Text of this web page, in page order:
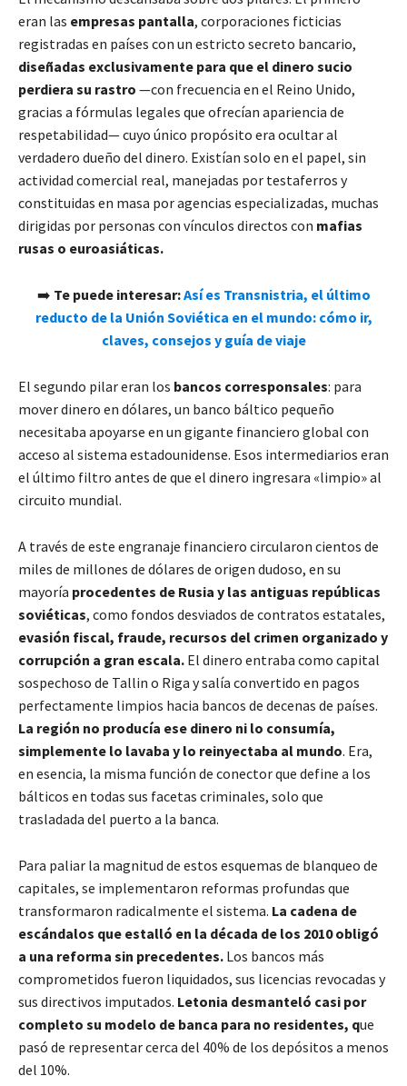
eran las empresas pantalla, corporaciones ficticias
registradas en países con un estricto secreto bancario,
diseñadas exclusivamente para que el dinero sucio
perdiera su rastro —con frecuencia en el Reino Unido,
gracias a fórmulas legales que ofrecían apariencia de
respetabilidad— cuyo único propósito era ocultar al
verdadero dueño del dinero. Existían solo en el papel, sin
actividad comercial real, manejadas por testaferros y
constituidas en masa por agencias especializadas, muchas
dirigidas por personas con vínculos directos con mafias
rusas o euroasiáticas.
➡️ Te puede interesar:Así es Transnistria, el último
reducto de la Unión Soviética en el mundo: cómo ir,
claves, consejos y guía de viaje
El segundo pilar eran los bancos corresponsales: para
mover dinero en dólares, un banco báltico pequeño
necesitaba apoyarse en un gigante financiero global con
acceso al sistema estadounidense. Esos intermediarios eran
el último filtro antes de que el dinero ingresara «limpio» al
circuito mundial.
A través de este engranaje financiero circularon cientos de
miles de millones de dólares de origen dudoso, en su
mayoría procedentes de Rusia y las antiguas repúblicas
soviéticas, como fondos desviados de contratos estatales,
evasión fiscal, fraude, recursos del crimen organizado y
corrupción a gran escala. El dinero entraba como capital
sospechoso de Tallin o Riga y salía convertido en pagos
perfectamente limpios hacia bancos de decenas de países.
La región no producía ese dinero ni lo consumía,
simplemente lo lavaba y lo reinyectaba al mundo. Era,
en esencia, la misma función de conector que define a los
bálticos en todas sus facetas criminales, solo que
trasladada del puerto a la banca.
Para paliar la magnitud de estos esquemas de blanqueo de
capitales, se implementaron reformas profundas que
transformaron radicalmente el sistema. La cadena de
escándalos que estalló en la década de los 2010 obligó
a una reforma sin precedentes. Los bancos más
comprometidos fueron liquidados, sus licencias revocadas y
sus directivos imputados. Letonia desmanteló casi por
completo su modelo de banca para no residentes, que
pasó de representar cerca del 40% de los depósitos a menos
del 10%.